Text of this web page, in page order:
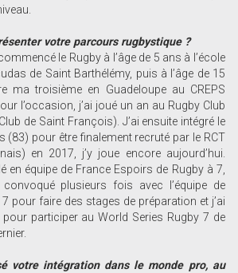
votre parcours rugbystique ?
le Rugby à l’âge de 5 ans à l’école
de Saint Barthélémy, puis à l’âge de 15
ma troisième en Guadeloupe au CREPS
l’occasion, j’ai joué un an au Rugby Club
de Saint François). J’ai ensuite intégré le
(83) pour être finalement recruté par le RCT
en 2017, j’y joue encore aujourd’hui.
en équipe de France Espoirs de Rugby à 7,
convoqué plusieurs fois avec l’équipe de
pour faire des stages de préparation et j’ai
pour participer au World Series Rugby 7 de
votre intégration dans le monde pro, au